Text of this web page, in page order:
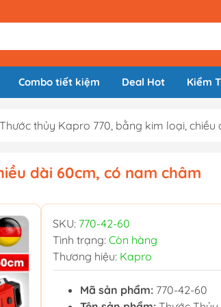
Combo tiết kiệm Deal Hot Kiểm
Thước thủy Kapro 770, bằng kim loại,
dài 60cm, có nam châm
SKU: 770-42-60
Tình trạng: Còn hàng
Thương hiệu: Kapro
Mã sản phẩm: 770-42-60